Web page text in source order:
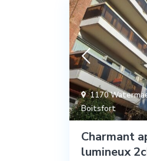
1170
Boitsfort
Charmant
lumineux